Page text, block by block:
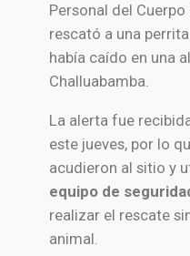
Personal del Cuerpo
rescató a una
había caído en una
Challuabamba.
La alerta fue
este jueves, por lo
acudieron al sitio y
equipo de
realizar el rescate
animal.